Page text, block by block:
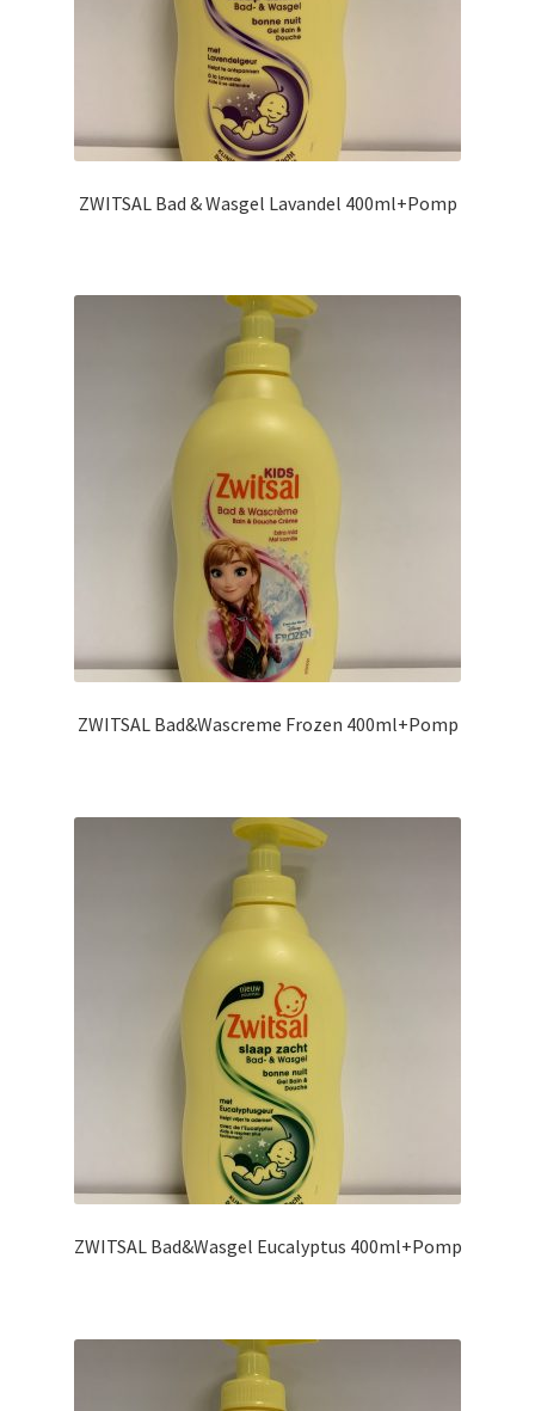
ZWITSAL Bad & Wasgel Lavandel 400ml+Pomp
ZWITSAL Bad&Wascreme Frozen 400ml+Pomp
ZWITSAL Bad&Wasgel Eucalyptus 400ml+Pomp